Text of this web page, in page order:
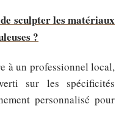
sculpter les matériaux
?
à un professionnel local,
sur les spécificités
personnalisé pour